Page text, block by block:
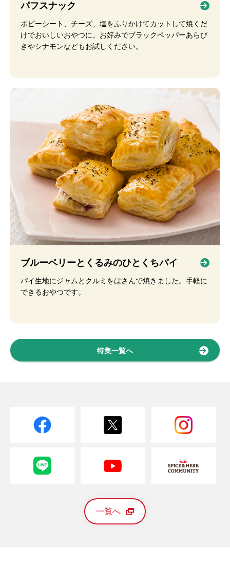
パフスナック
ポピーシート、チーズ、塩をふりかけてカットして焼くだ
けでおいしいおやつに。お好みでブラックペッパーあらび
きやシナモンなどもお試しください。
ブルーベリーとくるみのひとくちパイ
パイ生地にジャムとクルミをはさんで焼きました。手軽に
できるおやつです。
特集一覧へ
一覧へ